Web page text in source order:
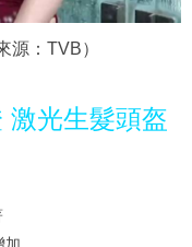
源：TVB）
激光生髮頭盔